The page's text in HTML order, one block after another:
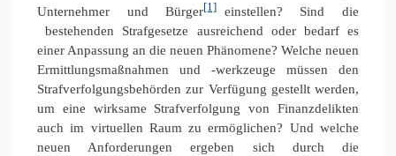
Unternehmer und Bürger[1]
einstellen? Sind die
bestehenden Strafgesetze ausreichend oder bedarf es
einer Anpassung an die neuen Phänomene? Welche neuen
Ermittlungsmaßnahmen und -werkzeuge müssen den
Strafverfolgungsbehörden zur Verfügung gestellt werden,
um eine wirksame Strafverfolgung von Finanzdelikten
auch im virtuellen Raum zu ermöglichen? Und welche
neuen Anforderungen ergeben sich durch die